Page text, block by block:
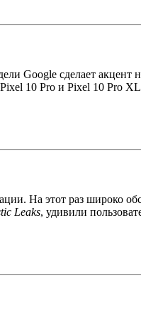
Google сделает акцент
10 Pro и Pixel 10 Pro
На этот раз широко
Leaks, удивили